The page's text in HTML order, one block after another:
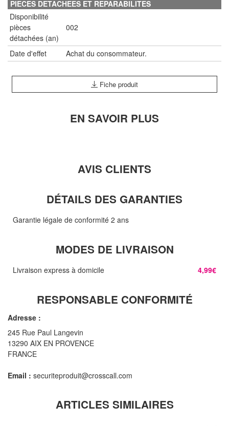
PIECES DETACHEES ET REPARABILITES
Disponibilité
pièces
détachées (an)
002
Date d'effet Achat du consommateur.
Fiche produit
EN SAVOIR PLUS
AVIS CLIENTS
DÉTAILS DES GARANTIES
Garantie légale de conformité 2 ans
MODES DE LIVRAISON
Livraison express à domicile 4,99€
RESPONSABLE CONFORMITÉ
Adresse :
245 Rue Paul Langevin
13290 AIX EN PROVENCE
FRANCE
Email : securiteproduit@crosscall.com
ARTICLES SIMILAIRES